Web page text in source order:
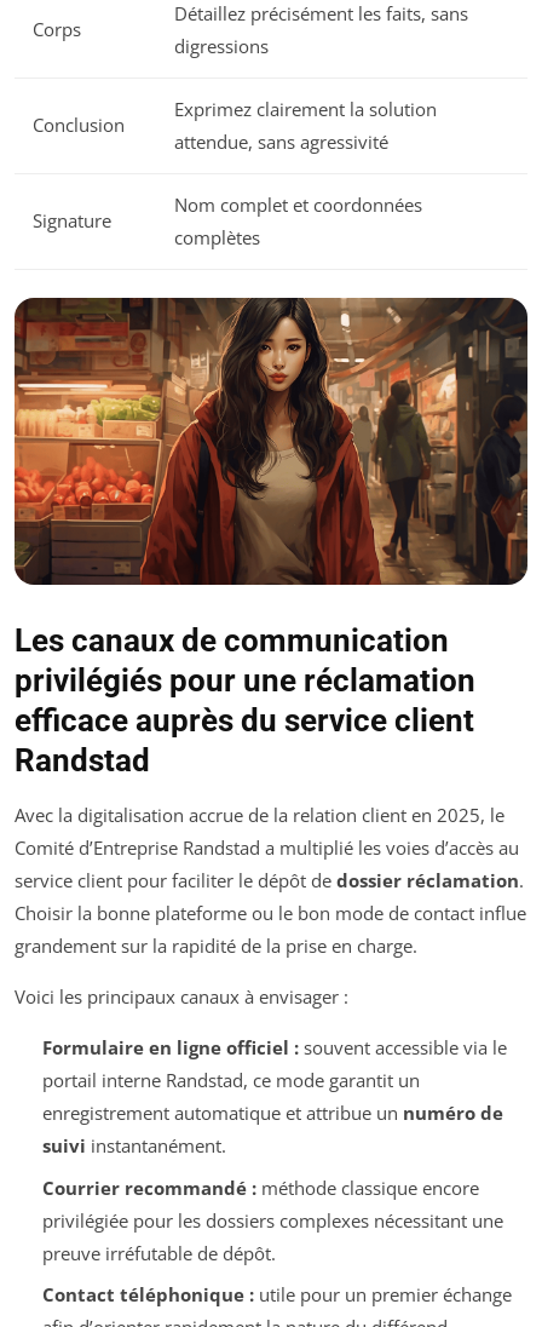
Corps
Détaillez précisément les faits, sans
digressions
Conclusion
Exprimez clairement la solution
attendue, sans agressivité
Signature
Nom complet et coordonnées
complètes
Les canaux de communication
privilégiés pour une réclamation
efficace auprès du service client
Randstad
Avec la digitalisation accrue de la relation client en 2025, le
Comité d’Entreprise Randstad a multiplié les voies d’accès au
service client pour faciliter le dépôt de dossier réclamation.
Choisir la bonne plateforme ou le bon mode de contact influe
grandement sur la rapidité de la prise en charge.
Voici les principaux canaux à envisager :
Formulaire en ligne officiel :souvent accessible via le
portail interne Randstad, ce mode garantit un
enregistrement automatique et attribue un numéro de
suivi instantanément.
Courrier recommandé :méthode classique encore
privilégiée pour les dossiers complexes nécessitant une
preuve irréfutable de dépôt.
Contact téléphonique :utile pour un premier échange